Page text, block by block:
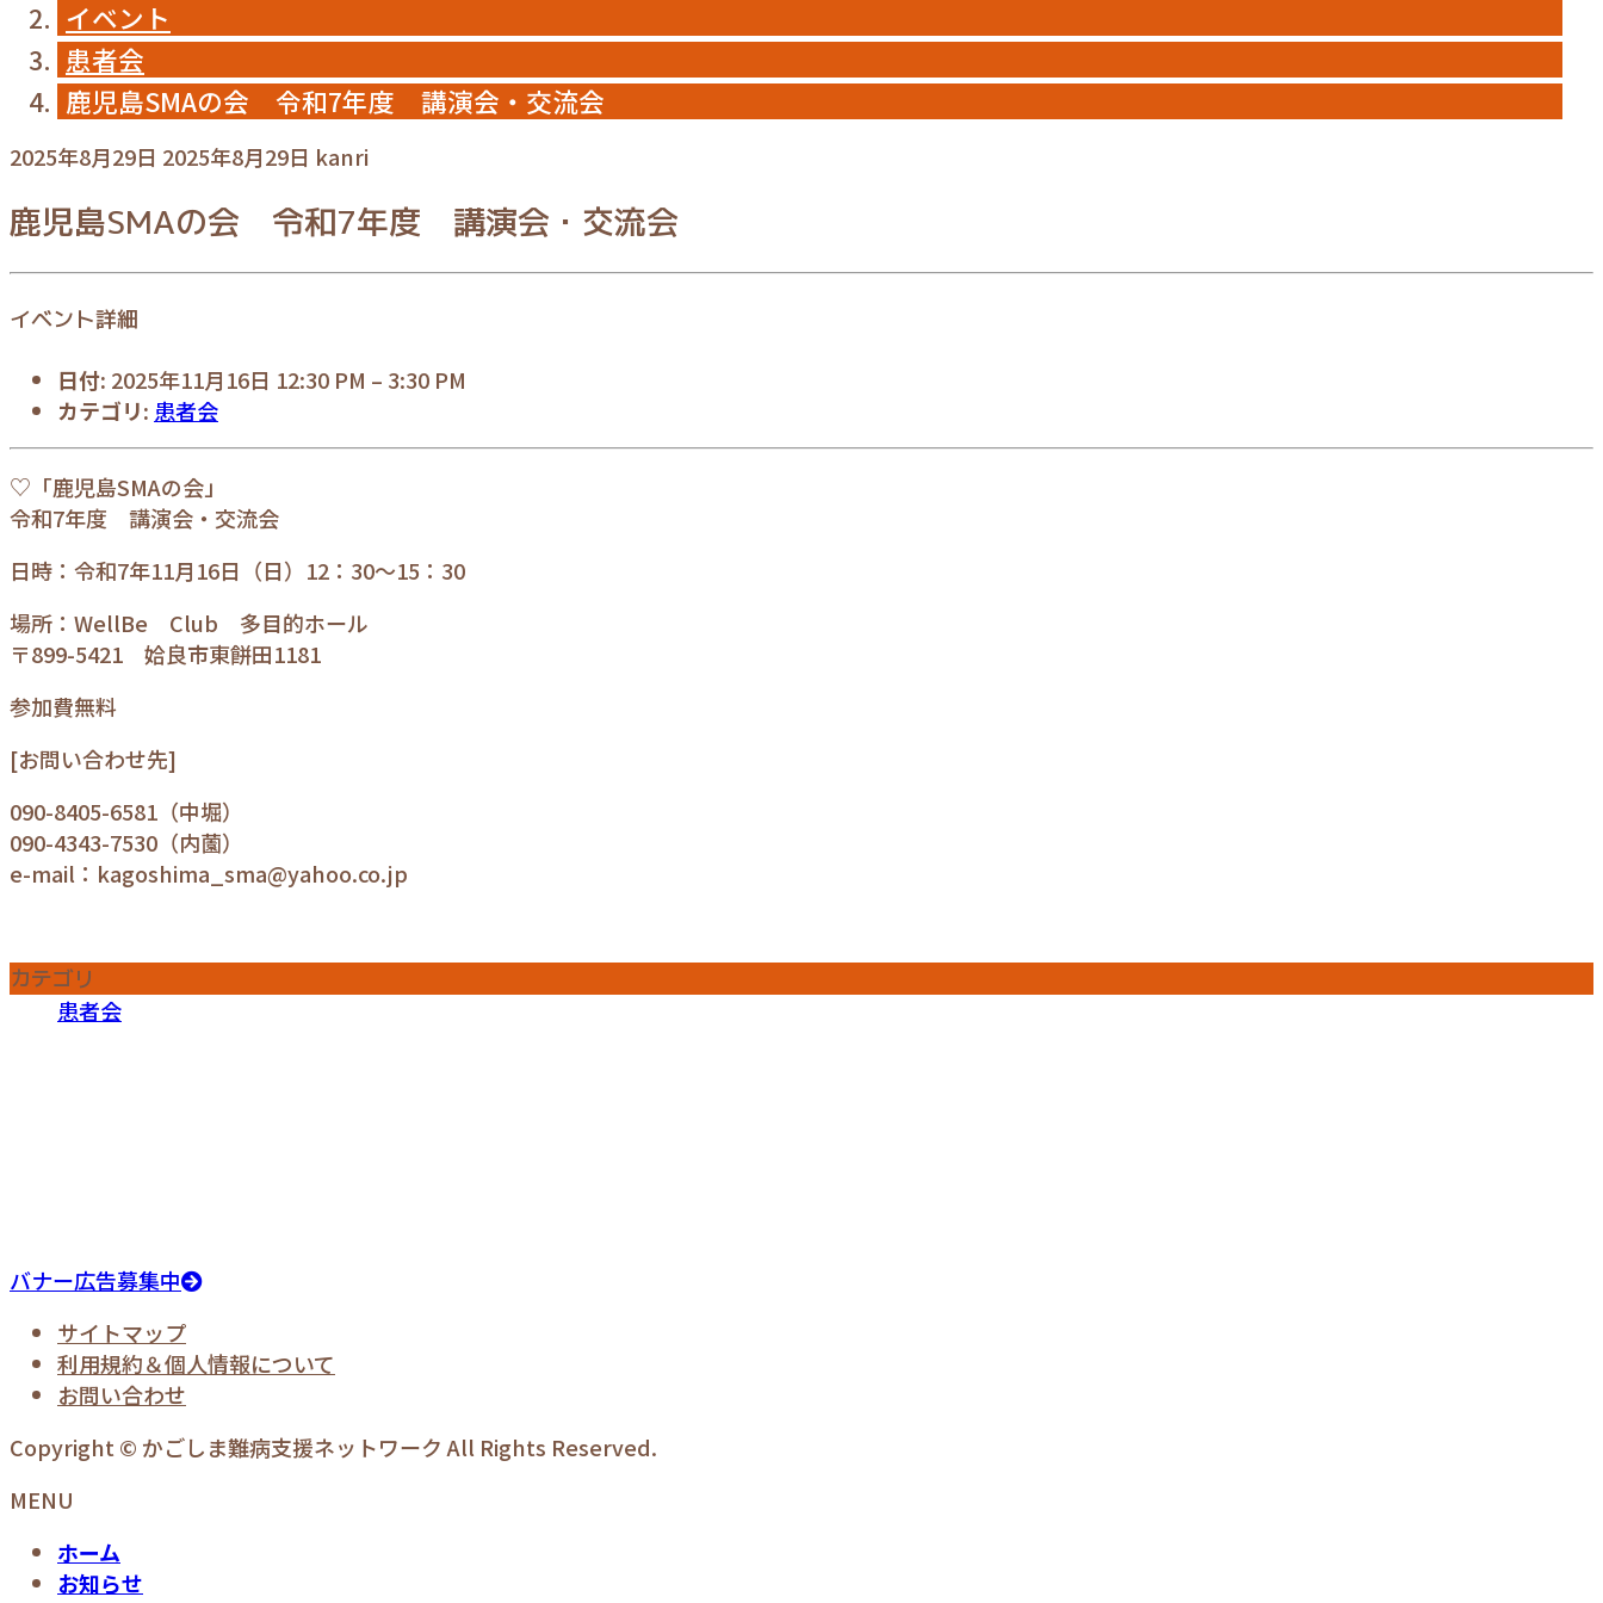
イベント
患者会
鹿児島SMAの会 令和7年度 講演会・交流会
2025年8月29日 2025年8月29日 kanri
鹿児島SMAの会 令和7年度 講演会・交流会
イベント詳細
日付: 2025年11月16日 12:30 PM – 3:30 PM
カテゴリ: 患者会
♡「鹿児島SMAの会」
令和7年度 講演会・交流会
日時：令和7年11月16日（日）12：30～15：30
場所：WellBe Club 多目的ホール
〒899-5421 姶良市東餅田1181
参加費無料
[お問い合わせ先]
090-8405-6581（中堀）
090-4343-7530（内薗）
e-mail：kagoshima_sma@yahoo.co.jp
カテゴリ
患者会
バナー広告募集中
サイトマップ
利用規約＆個人情報について
お問い合わせ
Copyright © かごしま難病支援ネットワーク All Rights Reserved.
MENU
ホーム
お知らせ